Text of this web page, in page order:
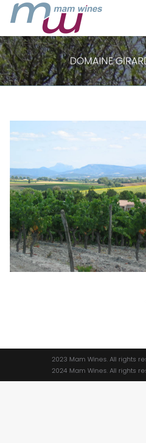
DOMAINE
Vous
2023 Mam Wines. All rights
2024 Mam Wines. All rights